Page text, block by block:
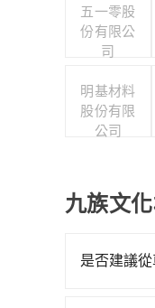
五一零股
份有限公
司
明基材料
股份有限
公司
九族文
是否建議